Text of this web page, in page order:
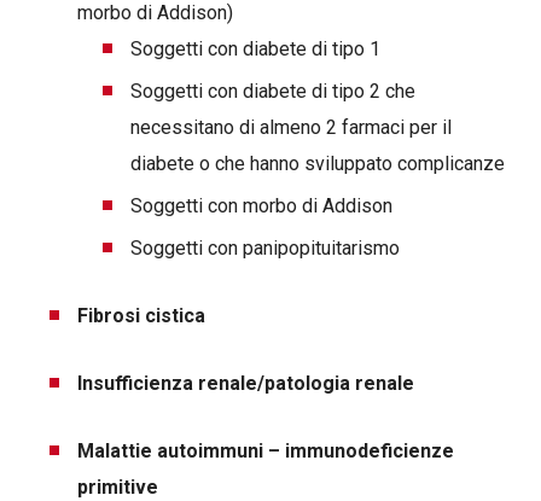
morbo di Addison)
Soggetti con diabete di tipo 1
Soggetti con diabete di tipo 2 che
necessitano di almeno 2 farmaci per il
diabete o che hanno sviluppato complicanze
Soggetti con morbo di Addison
Soggetti con panipopituitarismo
Fibrosi cistica
Insufficienza renale/patologia renale
Malattie autoimmuni – immunodeficienze
primitive